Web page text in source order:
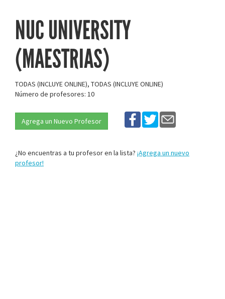
NUC UNIVERSITY
(MAESTRIAS)
TODAS (INCLUYE ONLINE), TODAS (INCLUYE ONLINE)
Número de profesores: 10
Agrega un Nuevo Profesor
¿No encuentras a tu profesor en la lista? ¡Agrega un nuevo
profesor!